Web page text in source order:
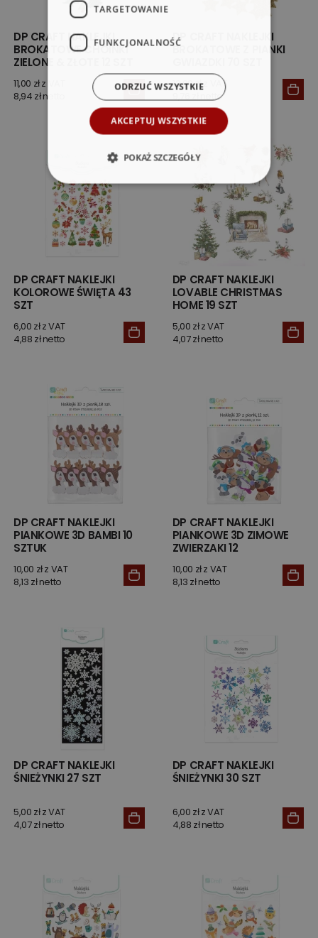
DP CRAFT NAKLEJKI
BROKATOWE CHOINKI
ZIELONE & ZŁOTE 12 SZT
11,00 zł z VAT
8,94 zł netto
DP CRAFT NAKLEJKI
BROKATOWE Z PIANKI
12,00 zł z VAT
9,76 zł netto
DP CRAFT NAKLEJKI
KOLOROWE ŚWIĘTA 43
SZT
6,00 zł z VAT
4,88 zł netto
DP CRAFT NAKLEJKI
LOVABLE CHRISTMAS
HOME 19 SZT
5,00 zł z VAT
4,07 zł netto
DP CRAFT NAKLEJKI
PIANKOWE 3D BAMBI 10
SZTUK
10,00 zł z VAT
8,13 zł netto
DP CRAFT NAKLEJKI
PIANKOWE 3D ZIMOWE
ZWIERZAKI 12
10,00 zł z VAT
8,13 zł netto
DP CRAFT NAKLEJKI
ŚNIEŻYNKI 27 SZT
5,00 zł z VAT
4,07 zł netto
DP CRAFT NAKLEJKI
ŚNIEŻYNKI 30 SZT
6,00 zł z VAT
4,88 zł netto
TARGETOWANIE
FUNKCJONALNOŚĆ
AKCEPTUJ WSZYSTKIE
ODRZUĆ WSZYSTKIE
POKAŻ SZCZEGÓŁY